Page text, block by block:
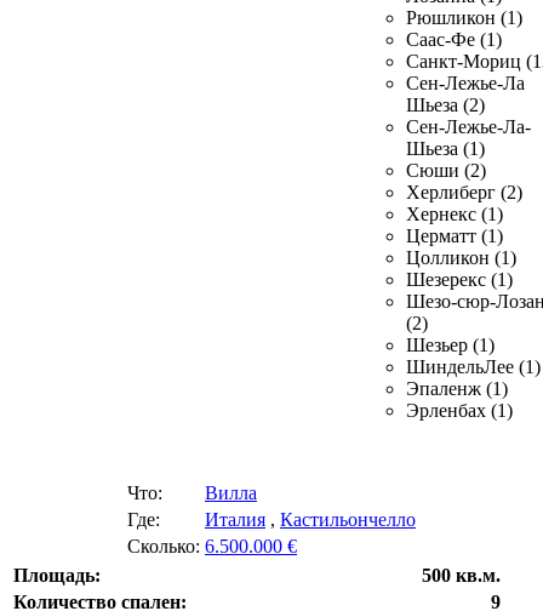
Рюшликон (1)
Саас-Фе (1)
Санкт-Мориц
Сен-Лежье-Ла
Шьеза (2)
Сен-Лежье-Ла-
Шьеза (1)
Сюши (2)
Херлиберг (2)
Хернекс (1)
Церматт (1)
Цолликон (1)
Шезерекс (1)
Шезо-сюр-
(2)
Шезьер (1)
ШиндельЛее (1)
Эпаленж (1)
Эрленбах (1)
Что:
Вилла
Где:
Италия , Кастильончелло
Сколько: 6.500.000 €
Площадь:
500 кв.м.
Количество спален:
9